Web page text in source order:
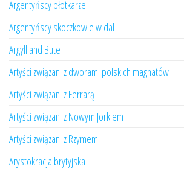
Argentyńscy płotkarze
Argentyńscy skoczkowie w dal
Argyll and Bute
Artyści związani z dworami polskich magnatów
Artyści związani z Ferrarą
Artyści związani z Nowym Jorkiem
Artyści związani z Rzymem
Arystokracja brytyjska